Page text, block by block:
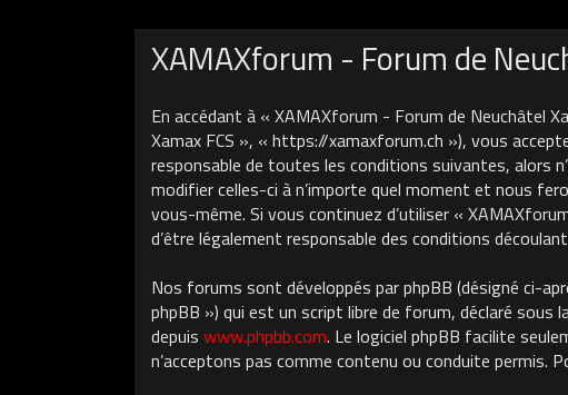
XAMAXforum - Forum de
En accédant à « XAMAXforum - Forum de Neuchâtel
Xamax FCS », « https://xamaxforum.ch »), vous
responsable de toutes les conditions suivantes, alors
modifier celles-ci à n’importe quel moment et nous
vous-même. Si vous continuez d’utiliser «
d’être légalement responsable des conditions
Nos forums sont développés par phpBB (désigné ci-
phpBB ») qui est un script libre de forum, déclaré sous
depuis www.phpbb.com. Le logiciel phpBB facilite
n’acceptons pas comme contenu ou conduite permis.